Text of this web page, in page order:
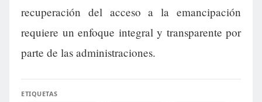
recuperación del acceso a la emancipación
requiere un enfoque integral y transparente por
parte de las administraciones.
ETIQUETAS